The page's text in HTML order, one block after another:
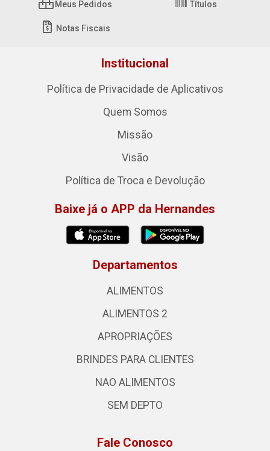
Meus Pedidos Títulos
Notas Fiscais
Institucional
Política de Privacidade de Aplicativos
Quem Somos
Missão
Visão
Política de Troca e Devolução
Baixe já o APP da Hernandes
Departamentos
ALIMENTOS
ALIMENTOS 2
APROPRIAÇÕES
BRINDES PARA CLIENTES
NAO ALIMENTOS
SEM DEPTO
Fale Conosco